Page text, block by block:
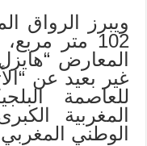
ويبرز الرواق
102 متر
المعارض
غير بعيد عن
للعاصمة
المغربية
الوطني